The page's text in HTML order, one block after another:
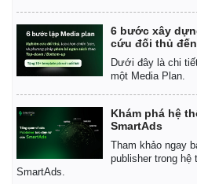
6 bước xây
cứu đối thủ
Dưới đây là chi
một Media Plan.
Khám phá hệ
SmartAds
Tham khảo ngay
publisher trong hệ
SmartAds.